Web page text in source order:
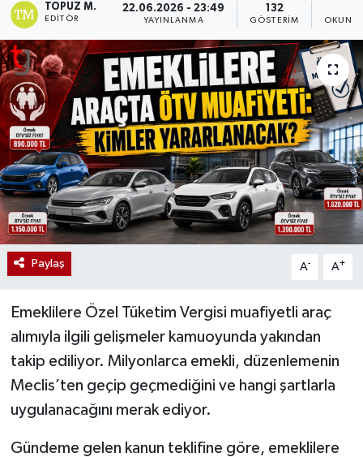
TOPUZ M.
EDITÖR
22.06.2026 - 23:49
YAYINLANMA
132
GÖSTERIM
Paylaş A- A+
Emeklilere Özel Tüketim Vergisi muafiyetli araç
alımıyla ilgili gelişmeler kamuoyunda yakından
takip ediliyor. Milyonlarca emekli, düzenlemenin
Meclis’ten geçip geçmediğini ve hangi şartlarla
uygulanacağını merak ediyor.
Gündeme gelen kanun teklifine göre, emeklilere